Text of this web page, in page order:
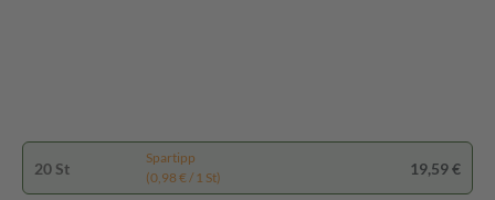
20 St
Spartipp
(0,98 € / 1 St)
19,59 €